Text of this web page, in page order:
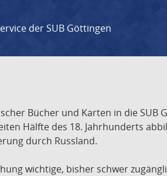
der SUB Göttingen
Bücher und Karten in die SUB
Hälfte des 18. Jahrhunderts
durch Russland.
wichtige, bisher schwer